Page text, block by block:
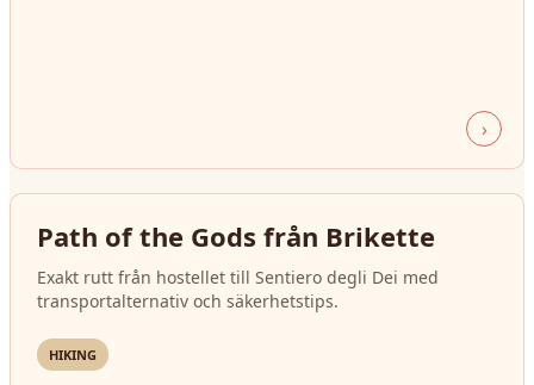
›
Path of the Gods från Brikette
Exakt rutt från hostellet till Sentiero degli Dei med
transportalternativ och säkerhetstips.
HIKING